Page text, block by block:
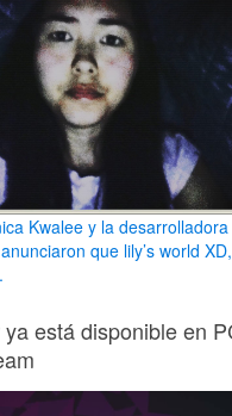
Kwalee y la desarrolladora
que lily’s world
está disponible en